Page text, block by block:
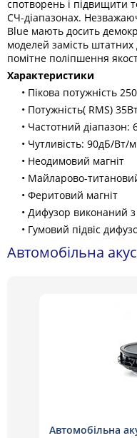
спотворень і підвищити
СЧ-діапазонах.
Blue мають досить
моделей замість штатних
помітне поліпшення
Характеристики
• Пікова потужність
• Потужність( RMS)
• Частотний діапазон:
• Чутливість: 90дБ/Вт/м
• Неодимовий магніт
• Майларово-
• Феритовий магніт
• Дифузор виконаний
• Гумовий підвіс
Автомобільна
Автомобільна